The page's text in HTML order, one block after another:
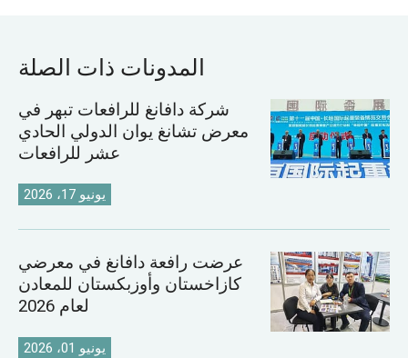
المدونات ذات الصلة
شركة دافانغ للرافعات تبهر في
معرض تشانغ يوان الدولي الحادي
عشر للرافعات
يونيو 17، 2026
عرضت رافعة دافانغ في معرضي
كازاخستان وأوزبكستان للمعادن
لعام 2026
يونيو 01، 2026